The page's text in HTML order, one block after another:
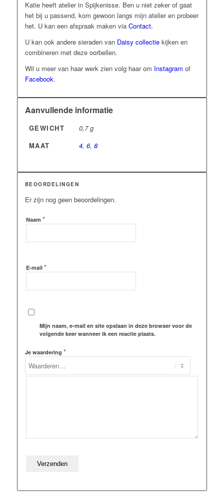
Katie heeft atelier in Spijkenisse. Ben u niet zeker of gaat
het bij u passend, kom gewoon langs mijn atelier en probeer
het. U kan een afspraak maken via Contact.
U kan ook andere sieraden van Daisy collectiekijken en
combineren met deze oorbellen.
Wil u meer van haar werk zien volg haar om Instagram of
Facebook.
Aanvullende informatie
GEWICHT
0,7 g
MAAT
4, 6, 8
BEOORDELINGEN
Er zijn nog geen beoordelingen.
Naam *
E-mail *
Mijn naam, e-mail en site opslaan in deze browser voor de
volgende keer wanneer ik een reactie plaats.
Je waardering *